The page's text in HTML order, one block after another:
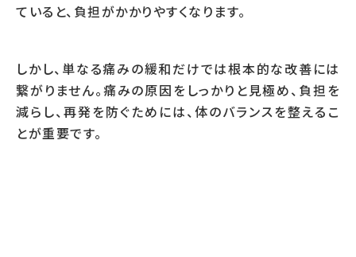
ていると、負担がかかりやすくなります。
しかし、単なる痛みの緩和だけでは根本的な改善には
繋がりません。痛みの原因をしっかりと見極め、負担を
減らし、再発を防ぐためには、体のバランスを整えるこ
とが重要です。